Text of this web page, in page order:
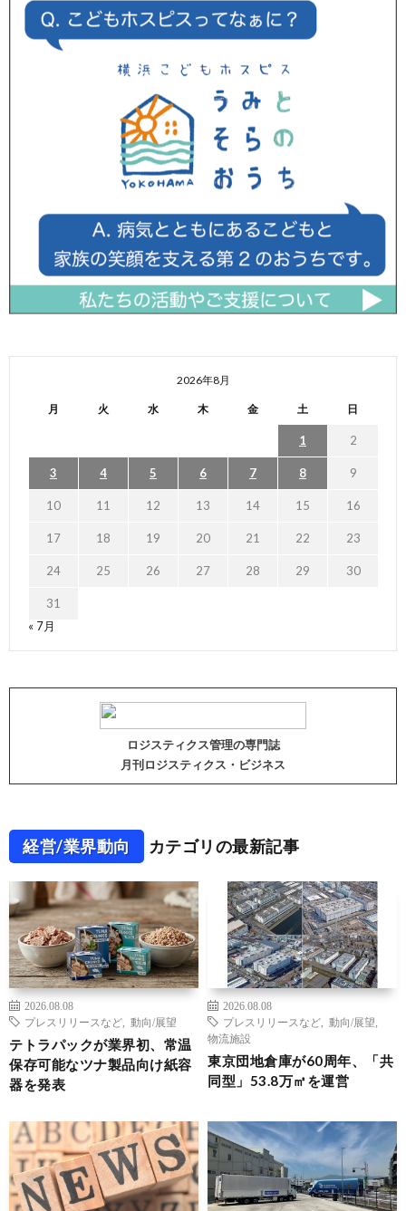
2026年8月
月 火 水 木 金 土 日
1 2
3 4 5 6 7 8 9
10 11 12 13 14 15 16
17 18 19 20 21 22 23
24 25 26 27 28 29 30
31
« 7月
ロジスティクス管理の専門誌
月刊ロジスティクス・ビジネス
経営/業界動向 カテゴリの最新記事
2026.08.08
プレスリリースなど
動向/展望
テトラパックが業界初、常温
保存可能なツナ製品向け紙容
器を発表
2026.08.08
プレスリリースなど
動向/展望
物流施設
東京団地倉庫が60周年、「共
同型」53.8万㎡を運営